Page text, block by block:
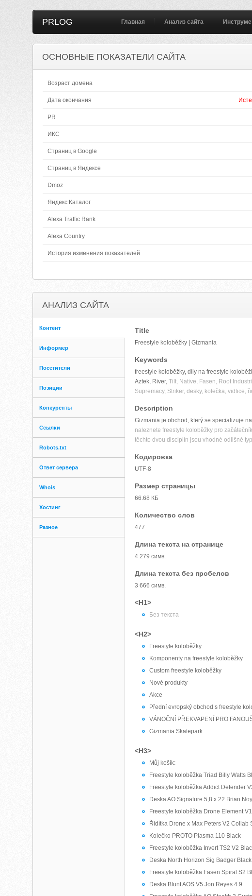
PRLOG Главная Анализ сайта
ОСНОВНЫЕ ПОКАЗАТЕЛИ САЙТА
Возраст домена
Дата окончания
PR
ИКС
Страниц в Google
Страниц в Яндексе
Dmoz
Яндекс Каталог
Alexa Traffic Rank
Alexa Country
История изменения показателей
АНАЛИЗ САЙТА
Контент
Информер
Посетители
Позиции
Конкуренты
Ссылки
Robots.txt
Ответ сервера
Whois
Хостинг
Разное
Title
Freestyle koloběžky | Gizmania
Keywords
freestyle koloběžky, díly na freestyle
Aztek, River, Tilt, Native, Fasen, Root
Supremacy, Striker, desky, kolečka, vidlice,
Description
Gizmania je obchod, který se specializuje
naleznete freestyle koloběžky pro
těchto dvou disciplín jsou vhodné odlišné
Кодировка
UTF-8
Размер страницы
66.68 КБ
Количество слов
477
Длина текста на странице
4 279 симв.
Длина текста без пробелов
3 666 симв.
<H1>
Без текста
<H2>
Freestyle koloběžky
Komponenty na freestyle koloběžky
Custom freestyle koloběžky
Nové produkty
Akce
Přední evropský obchod s freestyle
VÁNOČNÍ PŘEKVAPENÍ PRO
Gizmania Skatepark
<H3>
Můj košík:
Freestyle koloběžka Triad Billy Watts
Freestyle koloběžka Addict Defender
Deska AO Signature 5,8 x 22 Brian
Freestyle koloběžka Drone Element
Řidítka Drone x Max Peters V2 Collab
Kolečko PROTO Plasma 110 Black
Freestyle koloběžka Invert TS2 V2
Deska North Horizon Sig Badger Black
Freestyle koloběžka Fasen Spiral S2
Deska Blunt AOS V5 Jon Reyes 4.9